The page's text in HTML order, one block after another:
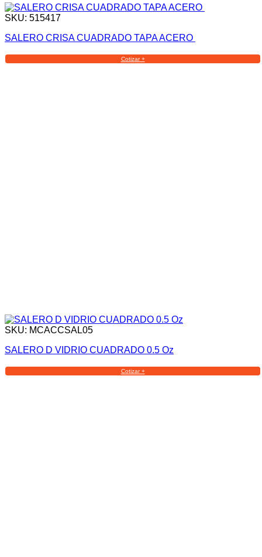
SKU: 515417
SALERO CRISA CUADRADO TAPA ACERO
Cotizar +
SKU: MCACCSAL05
SALERO D VIDRIO CUADRADO 0.5 Oz
Cotizar +